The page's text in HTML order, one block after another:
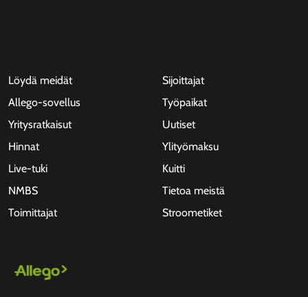
Löydä meidät
Allego-sovellus
Yritysratkaisut
Hinnat
Live-tuki
NMBS
Toimittajat
Sijoittajat
Työpaikat
Uutiset
Ylityömaksu
Kuitti
Tietoa meistä
Stroometiket